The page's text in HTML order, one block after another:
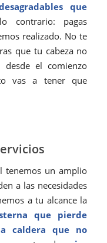
que
contrario: pagas
realizado. No te
que tu cabeza no
el comienzo
vas a tener que
tenemos un amplio
a las necesidades
a tu alcance la
que pierde
caldera que no